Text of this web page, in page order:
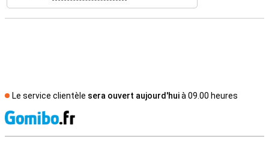
Le service clientèle sera ouvert aujourd'huià 09.00 heures